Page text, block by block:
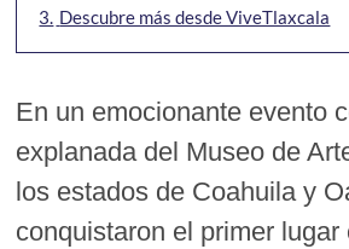
3. Descubre más desde ViveTlaxcala
En un emocionante evento
explanada del Museo de
los estados de Coahuila y
conquistaron el primer lugar